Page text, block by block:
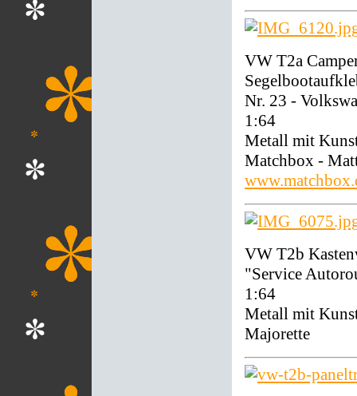
VW T2a
Nr. 23 -
1:64
Metall mit
Matchbox -
VW T2b
"Service
1:64
Metall mit
Majorette